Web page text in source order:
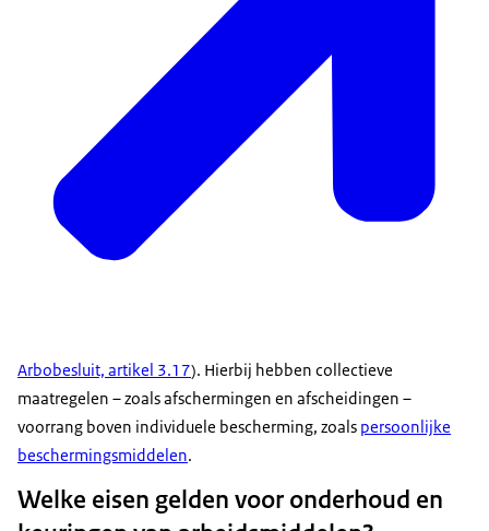
Arbobesluit, artikel 3.17). Hierbij hebben collectieve
maatregelen – zoals afschermingen en afscheidingen –
voorrang boven individuele bescherming, zoals persoonlijke
beschermingsmiddelen.
Welke eisen gelden voor onderhoud en